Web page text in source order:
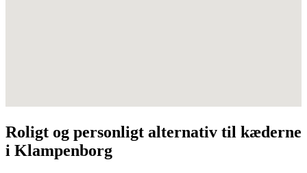
Roligt og personligt alternativ til kæderne
i Klampenborg